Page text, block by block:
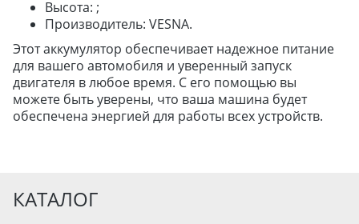
ШИНЫ
ДИСКИ
АККУМУЛЯТОРЫ
Высота: ;
Производитель: VESNA.
Этот аккумулятор обеспечивает надежное питание
для вашего автомобиля и уверенный запуск
двигателя в любое время. С его помощью вы
можете быть уверены, что ваша машина будет
обеспечена энергией для работы всех устройств.
КАТАЛОГ